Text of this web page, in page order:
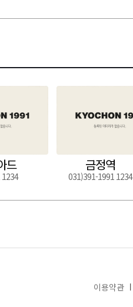
드 금정역
031)391-1991 1234
이용약관